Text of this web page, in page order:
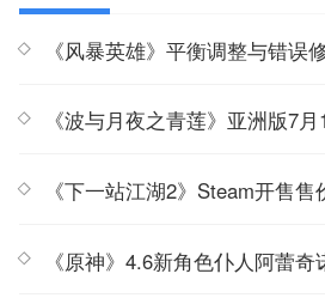
《风暴英雄》平衡调整与错误
《波与月夜之青莲》亚洲版7
《下一站江湖2》Steam开售售
《原神》4.6新角色仆人阿蕾奇